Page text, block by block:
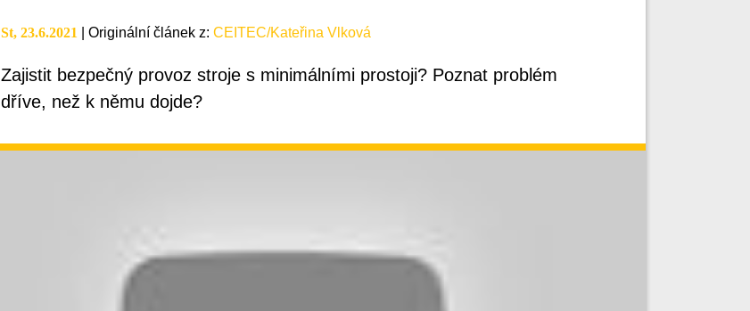
St, 23.6.2021 Originální článek z: CEITEC/Kateřina Vlková
Zajistit bezpečný provoz stroje s minimálními prostoji? Poznat problém
dříve, než k němu dojde?